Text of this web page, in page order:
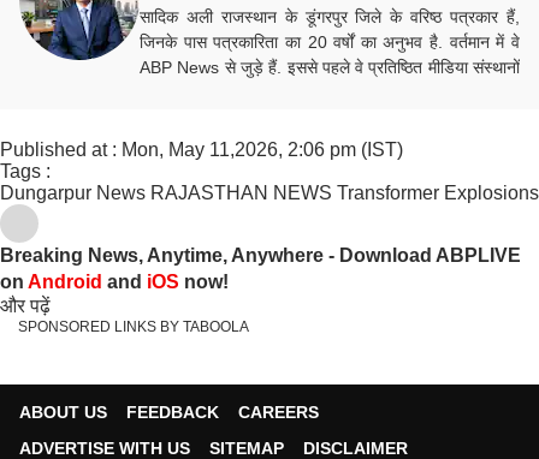
सादिक अली राजस्थान के डूंगरपुर जिले के वरिष्ठ पत्रकार हैं,
जिनके पास पत्रकारिता का 20 वर्षों का अनुभव है. वर्तमान में वे
ABP News से जुड़े हैं. इससे पहले वे प्रतिष्ठित मीडिया संस्थानों
महत्वपूर्ण मुद्दे पर उनकी पैनी नजर रहती है. सटीक, तेज और
Published at : Mon, May 11,2026, 2:06 pm (IST)
Tags :
Dungarpur News RAJASTHAN NEWS Transformer Explosions
Breaking News, Anytime, Anywhere - Download ABPLIVE
on Android and iOS now!
और पढ़ें
SPONSORED LINKS BY TABOOLA
ABOUT US FEEDBACK
CAREERS
ADVERTISE WITH US
SITEMAP DISCLAIMER